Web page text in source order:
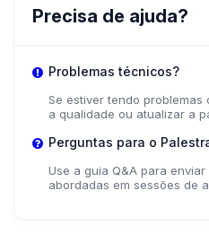
Precisa de ajuda?
Problemas técnicos?
Se estiver tendo
a qualidade ou atualizar a
Perguntas para o
Use a guia Q&A para
abordadas em sessões de